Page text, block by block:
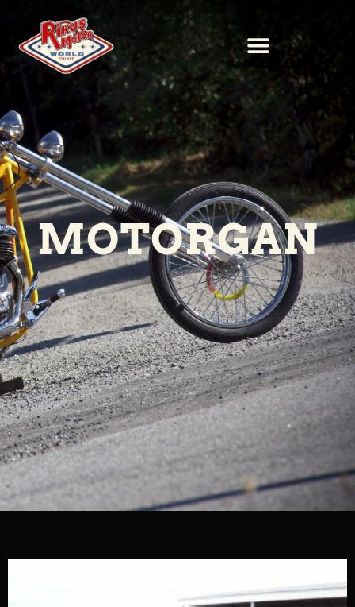
MOTORGAN